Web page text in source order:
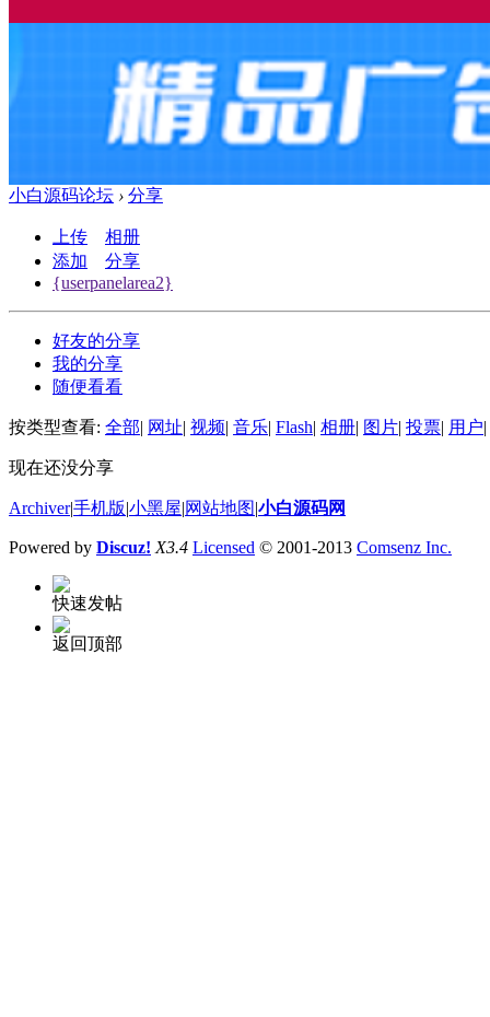
小白源码论坛 › 分享
上传
相册
添加
分享
{userpanelarea2}
好友的分享
我的分享
随便看看
按类型查看: 全部 网址 视频 音乐 Flash 相册 图片 投票 用户
现在还没分享
Archiver|手机版 小黑屋 网站地图 小白源码网
Powered by Discuz! X3.4 Licensed © 2001-2013 Comsenz Inc.
快速发帖
返回顶部